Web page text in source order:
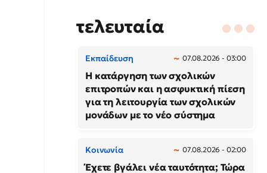
τελευταία
Εκπαίδευση 07.08.2026 - 03:00
Η κατάργηση των σχολικών
επιτροπών και η ασφυκτική πίεση
για τη λειτουργία των σχολικών
μονάδων με το νέο σύστημα
Κοινωνία 07.08.2026 - 02:00
Έχετε βγάλει νέα ταυτότητα; Τώρα